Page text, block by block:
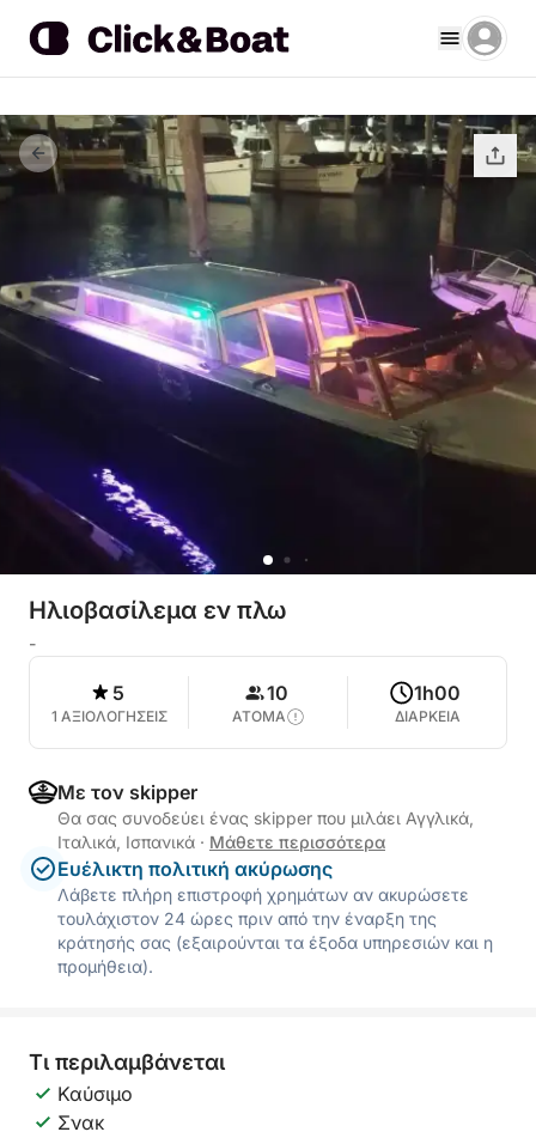
Ηλιοβασίλεμα εν πλω
-
5
1 ΑΞΙΟΛΟΓΗΣΕΙΣ
10
ΑΤΟΜΑ
1h00
ΔΙΑΡΚΕΙΑ
Με τον skipper
Θα σας συνοδεύει ένας skipper που μιλάει Αγγλικά,
Ιταλικά, Ισπανικά · Μάθετε περισσότερα
Ευέλικτη πολιτική ακύρωσης
Λάβετε πλήρη επιστροφή χρημάτων αν ακυρώσετε
τουλάχιστον 24 ώρες πριν από την έναρξη της
κράτησής σας (εξαιρούνται τα έξοδα υπηρεσιών και η
προμήθεια).
Τι περιλαμβάνεται
Καύσιμο
Σνακ